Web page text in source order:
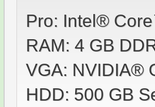
Pro: Intel®
RAM: 4 GB
VGA: NVIDIA®
HDD: 500 GB